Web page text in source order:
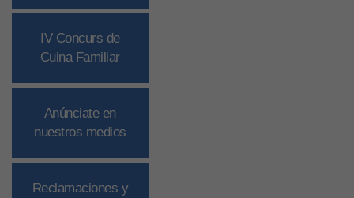
IV Concurs de
Cuina Familiar
Anúnciate en
nuestros medios
Reclamaciones y